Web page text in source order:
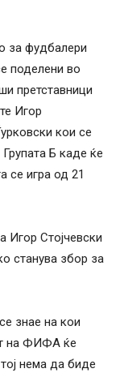
за фудбалери
поделени во
претставници
Игор
кои се
Б каде ќе
се игра од 21
Игор Стојчевски
станува збор за
знае на кои
на ФИФА ќе
нема да биде